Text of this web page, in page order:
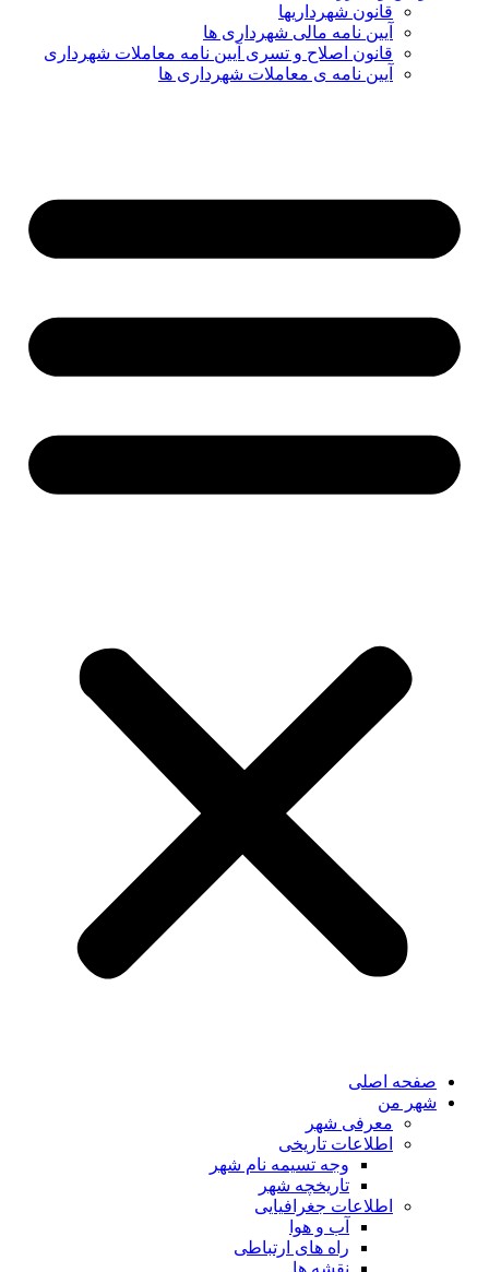
قانون شهرداریها
آیین نامه مالی شهرداری ها
قانون اصلاح و تسری آیین نامه معاملات شهرداری
آیین نامه ی معاملات شهرداری ها
صفحه اصلی
شهر من
معرفی شهر
اطلاعات تاریخی
وجه تسیمه نام شهر
تاریخچه شهر
اطلاعات جغرافیایی
آب و هوا
راه های ارتباطی